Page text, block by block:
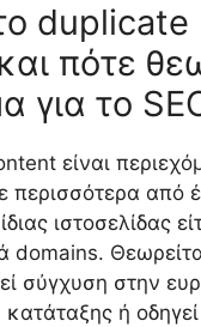
duplicate
πότε
για το
είναι
περισσότερα από
ιστοσελίδας
domains.
σύγχυση στην
ή